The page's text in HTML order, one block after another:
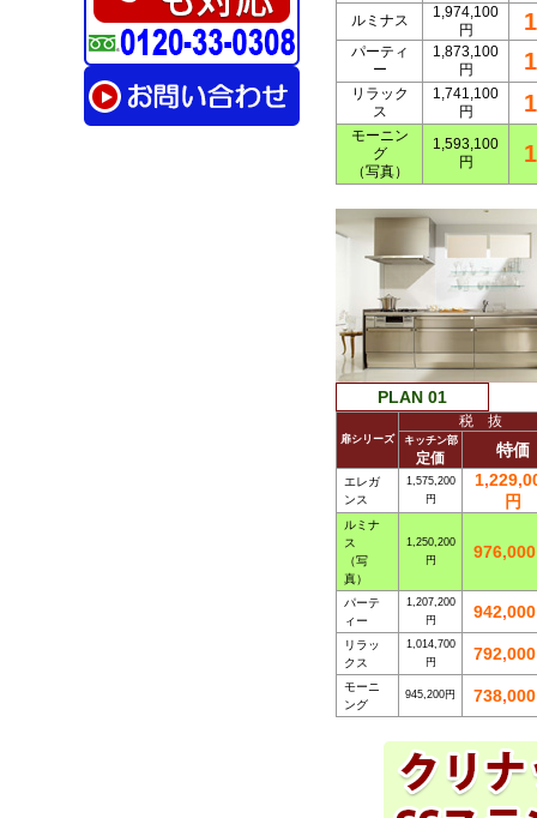
ルミナス
1,974,100
円
パーティ
ー
1,873,100
円
リラック
ス
1,741,100
円
モーニン
グ
（写真）
1,593,100
円
PLAN 01
扉シリーズ
税 抜
キッチン部
定価 特価
エレガ
ンス
1,575,200
円
円
ルミナ
ス
（写
真）
1,250,200
円
パーテ
ィー
1,207,200
円
リラッ
クス
1,014,700
円
モーニ
ング
945,200円